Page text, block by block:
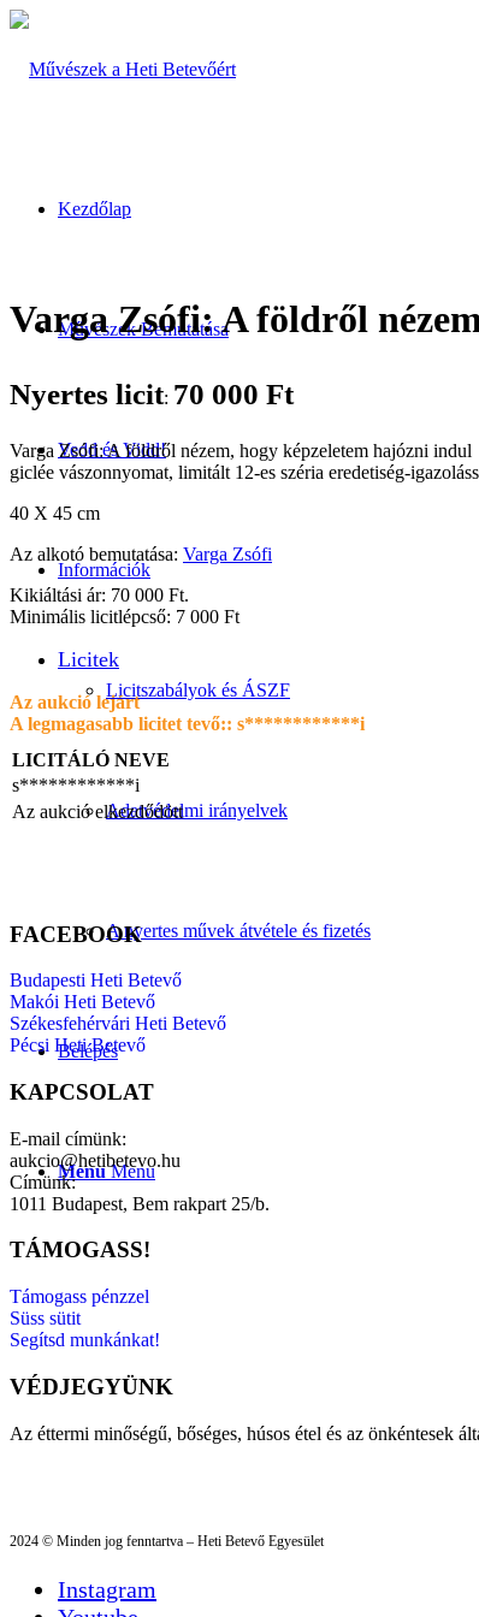
Kezdőlap
Művészek Bemutatása
Vedd és Vidd!
Információk
Licitszabályok és ÁSZF
Adatvédelmi irányelvek
A nyertes művek átvétele és fizetés
Belépés
Menu Menu
Varga Zsófi: A földről
Nyertes licit: 70 000 Ft
Varga Zsófi: A földről nézem, hogy képzeletem hajózni indul
giclée vászonnyomat, limitált 12-es széria eredetiség-
40 X 45 cm
Az alkotó bemutatása: Varga Zsófi
Kikiáltási ár: 70 000 Ft.
Minimális licitlépcső: 7 000 Ft
Licitek
Az aukció lejárt
A legmagasabb licitet tevő:: s************i
LICITÁLÓ NEVE
s************i
Az aukció elkezdődött
FACEBOOK
Budapesti Heti Betevő
Makói Heti Betevő
Székesfehérvári Heti Betevő
Pécsi Heti Betevő
KAPCSOLAT
E-mail címünk:
aukcio@hetibetevo.hu
Címünk:
1011 Budapest, Bem rakpart 25/b.
TÁMOGASS!
Támogass pénzzel
Süss sütit
Segítsd munkánkat!
VÉDJEGYÜNK
Az éttermi minőségű, bőséges, húsos étel és az önkéntesek
2024 © Minden jog fenntartva – Heti Betevő Egyesület
Instagram